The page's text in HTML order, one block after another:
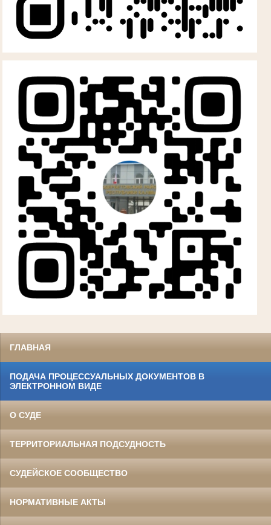
ГЛАВНАЯ
ПОДАЧА ПРОЦЕССУАЛЬНЫХ ДОКУМЕНТОВ В
ЭЛЕКТРОННОМ ВИДЕ
О СУДЕ
ТЕРРИТОРИАЛЬНАЯ ПОДСУДНОСТЬ
СУДЕЙСКОЕ СООБЩЕСТВО
НОРМАТИВНЫЕ АКТЫ